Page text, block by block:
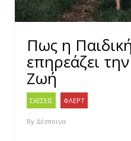
Πως η
επηρεάζει
Ζωή
ΣΧΕΣΕΙΣ ΦΛΕΡΤ
By Δέσποινα